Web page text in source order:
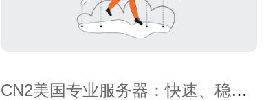
CN2美国专业服务器：快速、稳